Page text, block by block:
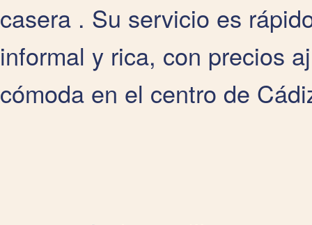
casera . Su servicio es
informal y rica, con precios
cómoda en el centro de